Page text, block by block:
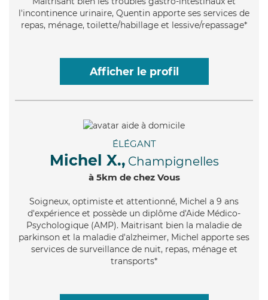
l'incontinence urinaire, Quentin apporte ses services de
repas, ménage, toilette/habillage et lessive/repassage*
Afficher le profil
ÉLÉGANT
Michel X., Champignelles
à 5km de chez Vous
Soigneux, optimiste et attentionné, Michel a 9 ans
d'expérience et possède un diplôme d'Aide Médico-
Psychologique (AMP). Maitrisant bien la maladie de
parkinson et la maladie d'alzheimer, Michel apporte ses
services de surveillance de nuit, repas, ménage et
transports*